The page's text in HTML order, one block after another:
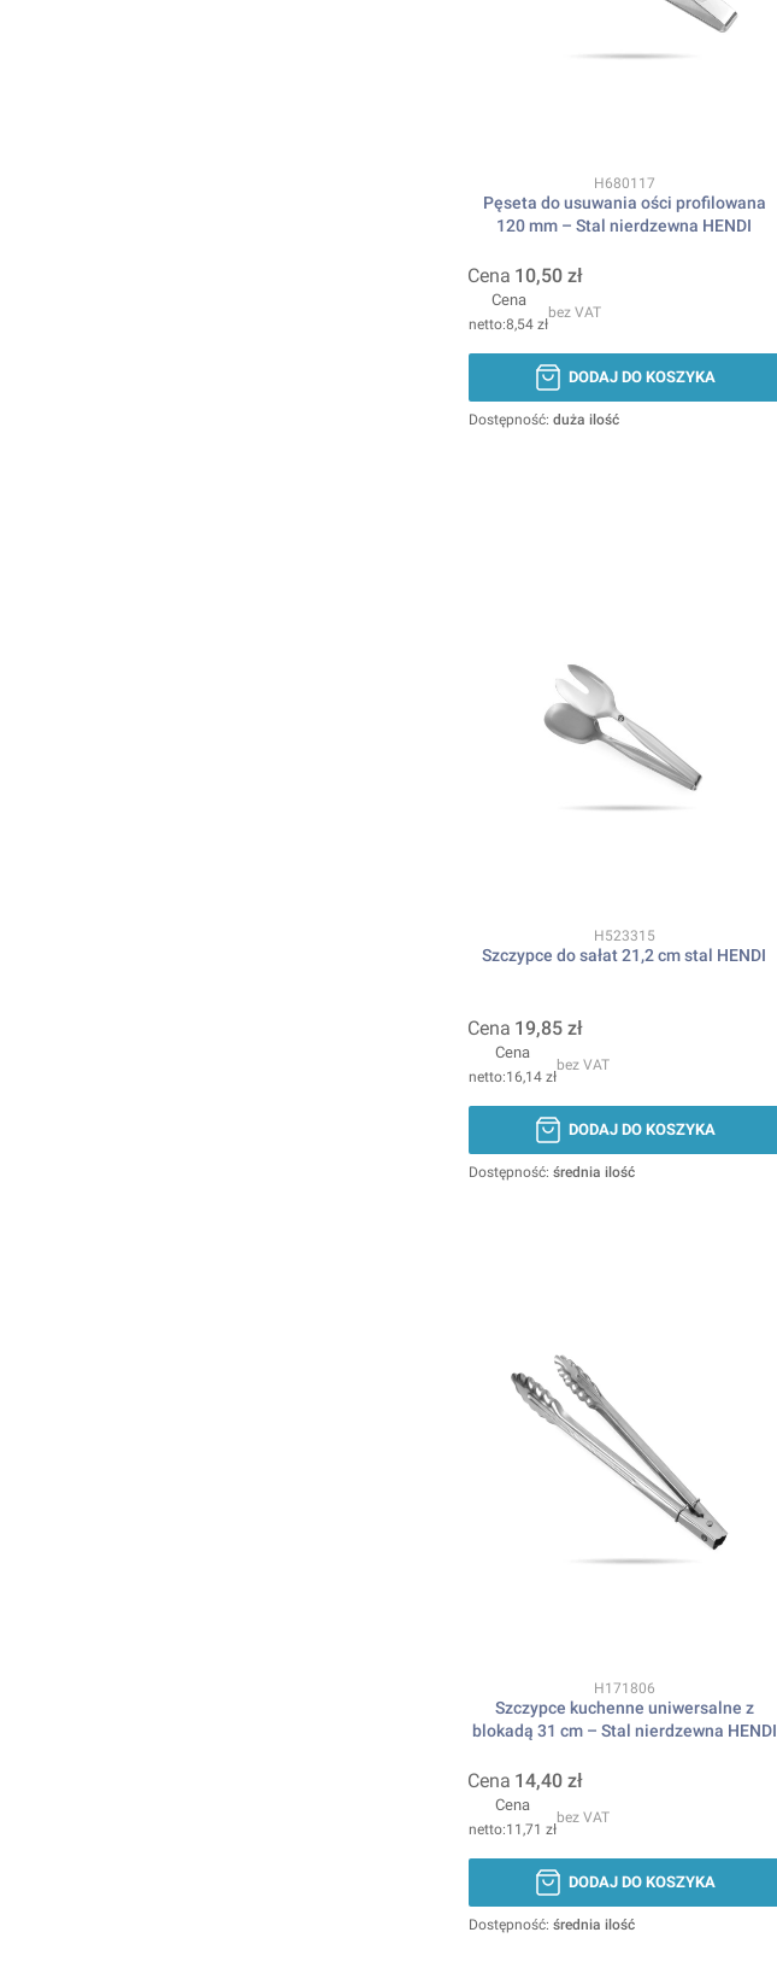
Kod produktu
H680117
Pęseta do usuwania ości profilowana
120 mm – Stal nierdzewna HENDI
Cena 10,50 zł
Cena
8,54 zł
bez VAT
DODAJ DO KOSZYKA
Dostępność: duża ilość
Kod produktu
H523315
Szczypce do sałat 21,2 cm stal HENDI
Cena 19,85 zł
Cena
16,14 zł
bez VAT
DODAJ DO KOSZYKA
Dostępność: średnia ilość
Kod produktu
H171806
Szczypce kuchenne uniwersalne z
blokadą 31 cm – Stal nierdzewna HENDI
Cena 14,40 zł
Cena
11,71 zł
bez VAT
DODAJ DO KOSZYKA
Dostępność: średnia ilość